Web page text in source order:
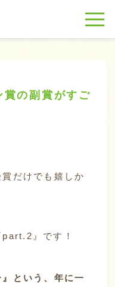
賞の副賞がすご
だけでも嬉しか
』です！
という、年に一